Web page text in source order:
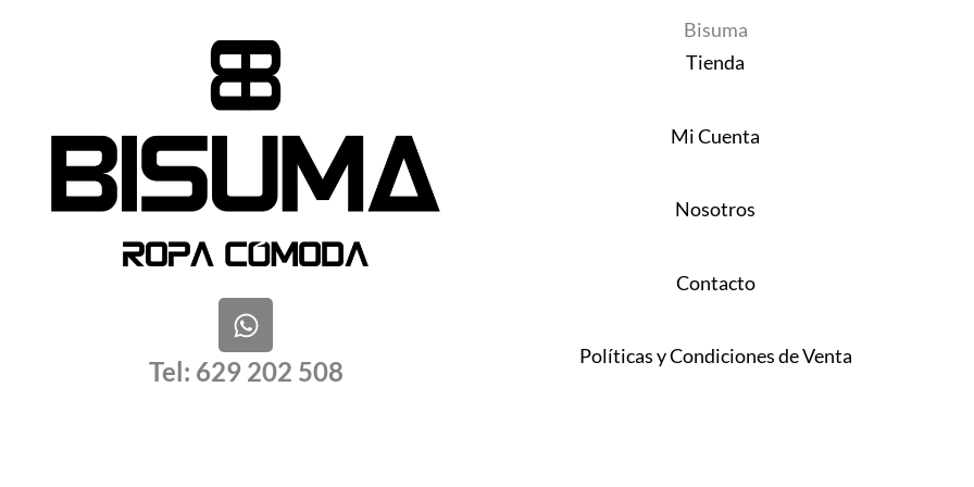
W
h
a
t
Tel: 629 202 508
Bisuma
Tienda
Mi Cuenta
Nosotros
Contacto
Políticas y Condiciones de Venta